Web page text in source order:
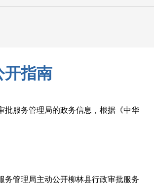
开指南
服务管理局的政务信息，根据《中华
管理局主动公开柳林县行政审批服务